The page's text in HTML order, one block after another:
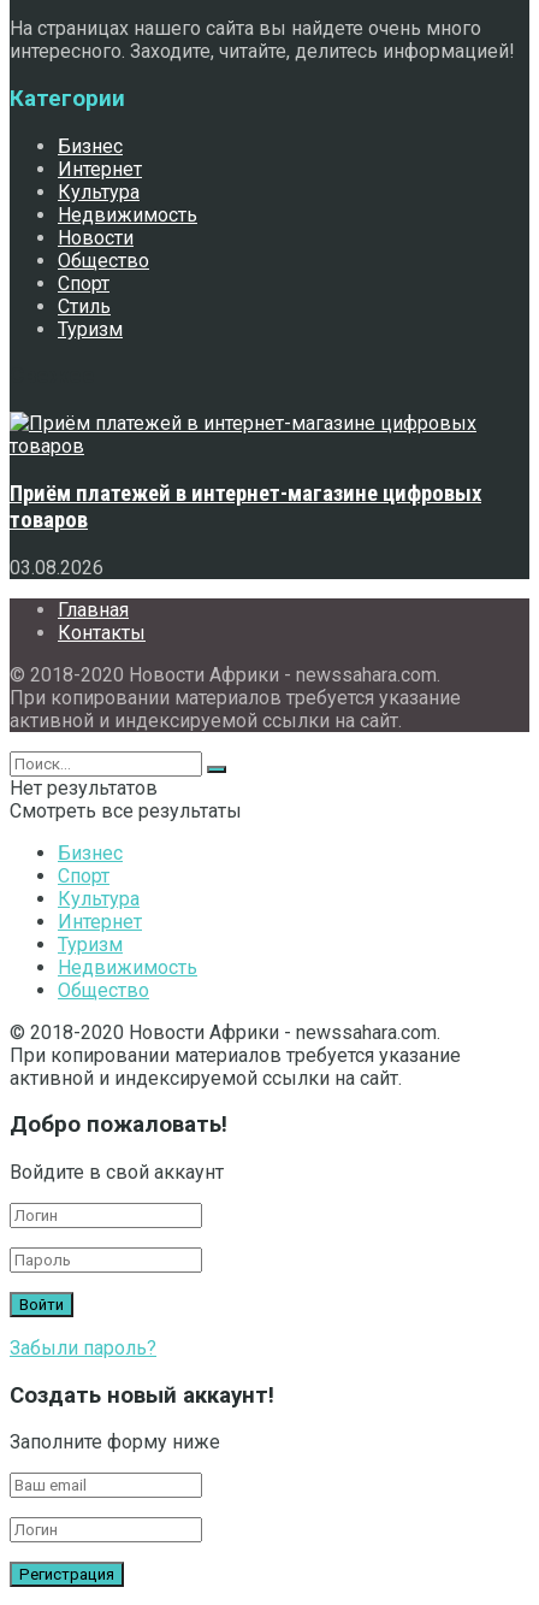
На страницах нашего сайта вы найдете очень много
интересного. Заходите, читайте, делитесь информацией!
Категории
Бизнес
Интернет
Культура
Недвижимость
Новости
Общество
Спорт
Стиль
Туризм
Приём платежей в интернет-магазине цифровых
товаров
03.08.2026
Главная
Контакты
© 2018-2020 Новости Африки - newssahara.com.
При копировании материалов требуется указание
активной и индексируемой ссылки на сайт.
Нет результатов
Смотреть все результаты
Бизнес
Спорт
Культура
Интернет
Туризм
Недвижимость
Общество
© 2018-2020 Новости Африки - newssahara.com.
При копировании материалов требуется указание
активной и индексируемой ссылки на сайт.
Добро пожаловать!
Войдите в свой аккаунт
Забыли пароль?
Создать новый аккаунт!
Заполните форму ниже